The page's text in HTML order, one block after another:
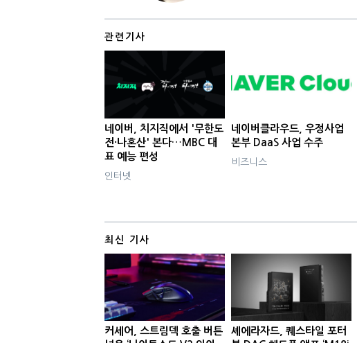
관련기사
네이버, 치지직에서 '무한도
전·나혼산' 본다…MBC 대
표 예능 편성
인터넷
네이버클라우드, 우정사업
본부 DaaS 사업 수주
비즈니스
최신 기사
커세어, 스트림덱 호출 버튼
셰에라자드, 퀘스타일 포터